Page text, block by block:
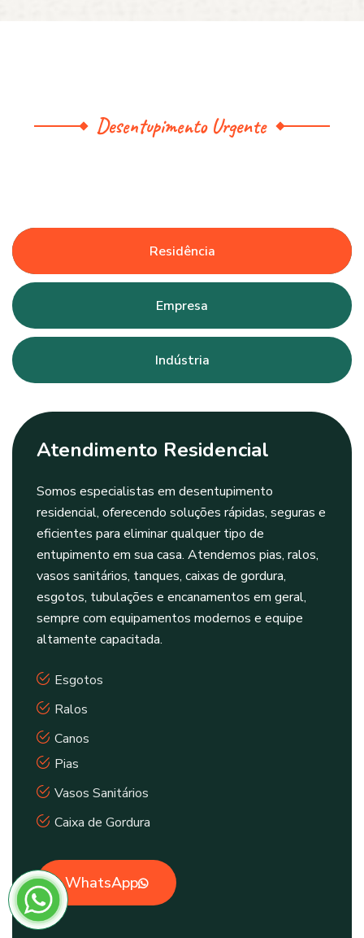
Desentupimento Urgente
Residência
Empresa
Indústria
Atendimento Residencial
Somos especialistas em desentupimento
residencial, oferecendo soluções rápidas, seguras e
eficientes para eliminar qualquer tipo de
entupimento em sua casa. Atendemos pias, ralos,
vasos sanitários, tanques, caixas de gordura,
esgotos, tubulações e encanamentos em geral,
sempre com equipamentos modernos e equipe
altamente capacitada.
Esgotos
Ralos
Canos
Pias
Vasos Sanitários
Caixa de Gordura
WhatsApp